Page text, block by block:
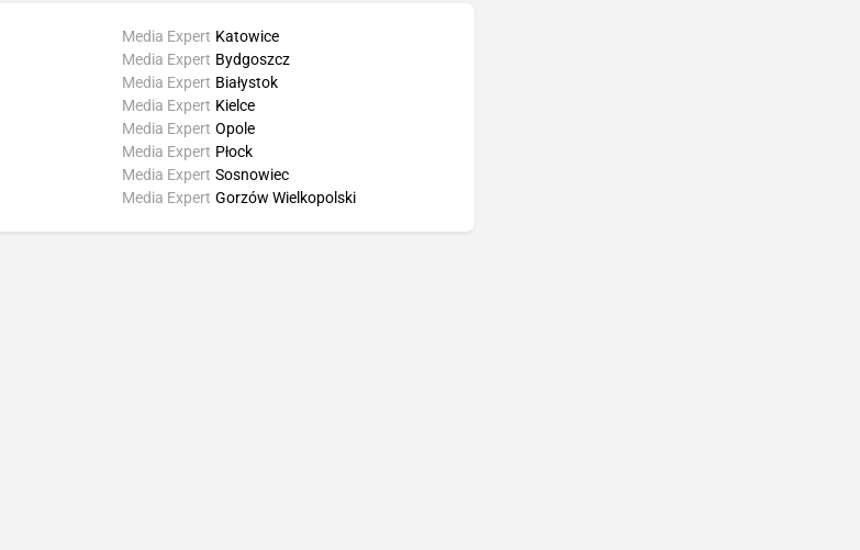
Media Expert Katowice
Media Expert Bydgoszcz
Media Expert Białystok
Media Expert Kielce
Media Expert Opole
Media Expert Płock
Media Expert Sosnowiec
Media Expert Gorzów Wielkopolski